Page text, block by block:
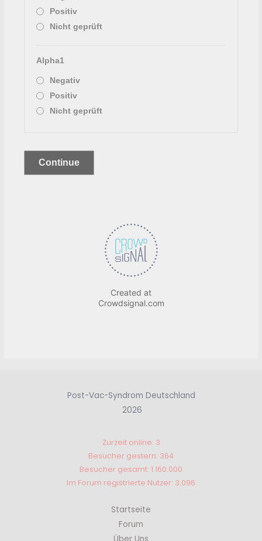
Post-Vac-Syndrom Deutschland
2026
Zurzeit online: 3
Besucher gestern: 364
Besucher gesamt: 1.160.000
Im Forum registrierte Nutzer: 3.096
Startseite
Forum